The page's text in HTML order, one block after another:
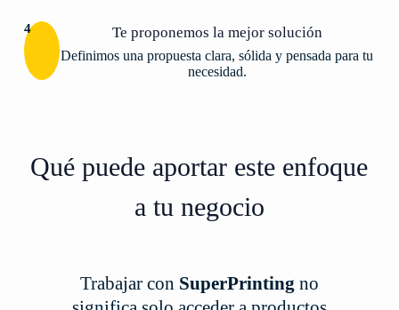
4 Te proponemos la mejor solución
Definimos una propuesta clara, sólida y pensada para tu
necesidad.
Qué puede aportar este enfoque
a tu negocio
Trabajar con SuperPrinting no